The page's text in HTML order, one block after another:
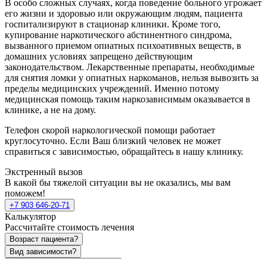
В особо сложных случаях, когда поведение больного угрожает
его жизни и здоровью или окружающим людям, пациента
госпитализируют в стационар клиники. Кроме того,
купирование наркотического абстинентного синдрома,
вызванного приемом опиатных психоативных веществ, в
домашних условиях запрещено действующим
законодательством. Лекарственные препараты, необходимые
для снятия ломки у опиатных наркоманов, нельзя вывозить за
пределы медицинских учреждений. Именно потому
медицинская помощь таким наркозависимым оказывается в
клинике, а не на дому.
Телефон скорой наркологической помощи работает
круглосуточно. Если Ваш близкий человек не может
справиться с зависимостью, обращайтесь в нашу клинику.
Экстренный вызов
В какой бы тяжелой ситуации вы не оказались, мы вам
поможем!
+7 903 646-20-71
Калькулятор
Рассчитайте стоимость лечения
Возраст пациента?
Вид зависимости?